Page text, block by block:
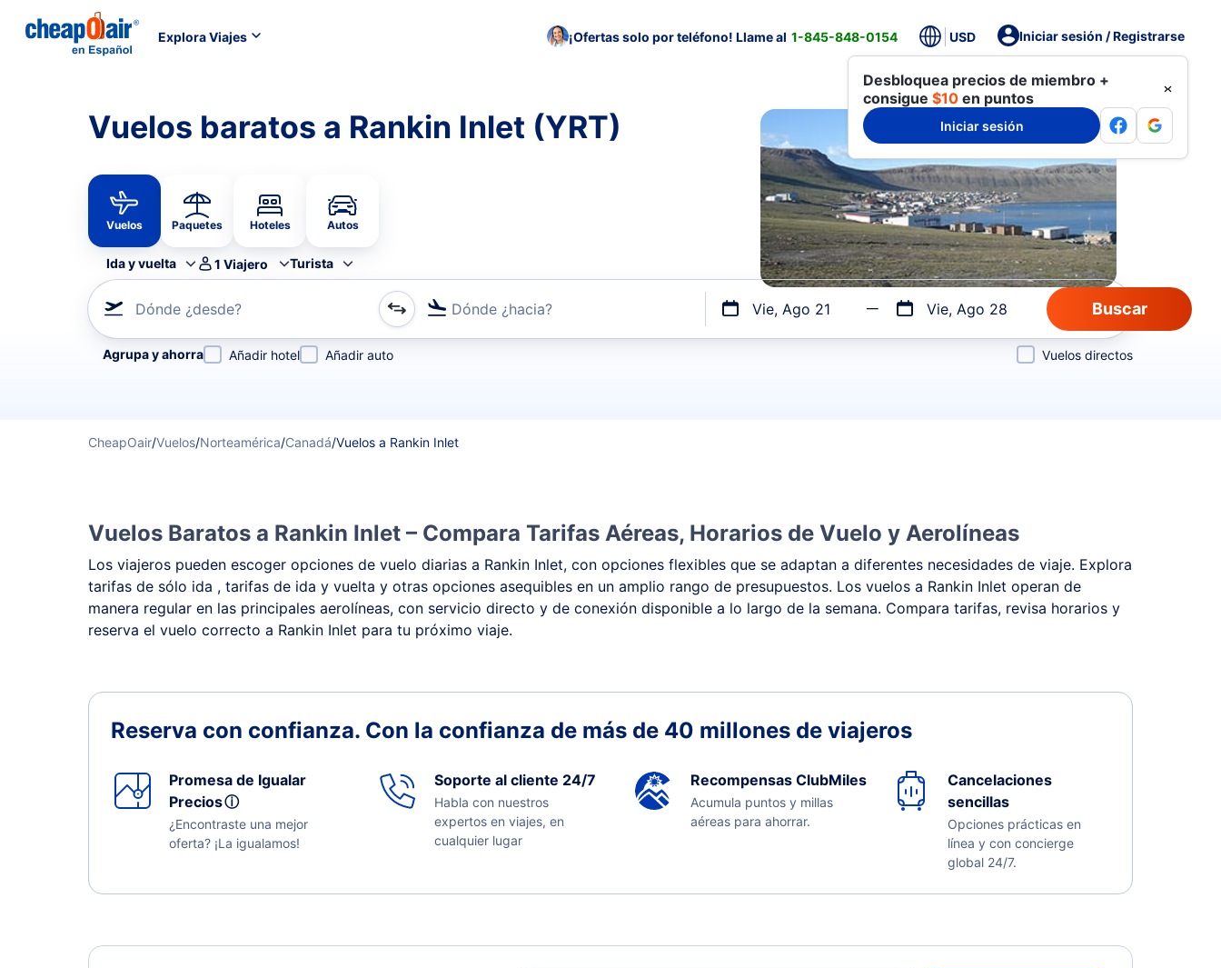
Explora Viajes ¡Ofertas solo por teléfono! Llame al 1-845-848-0154 USD Iniciar sesión / Registrarse
Desbloquea precios de miembro +
consigue $10 en puntos
Iniciar sesión
Vuelos baratos a Rankin Inlet (YRT)
Vuelos Paquetes Hoteles Autos
Ida y vuelta 1 Viajero Turista
Dónde ¿desde? Dónde ¿hacia? Vie, Ago 21 Vie, Ago 28
Refina tu búsqueda por aerolínea, por ciudad o aeropuerto o por vuelos directos
Agrupa y ahorra Añadir hotel Añadir auto Vuelos directos
CheapOair/Vuelos/Norteamérica/Canadá/Vuelos a Rankin Inlet
Vuelos Baratos a Rankin Inlet – Compara Tarifas Aéreas, Horarios de Vuelo y Aerolíneas
Los viajeros pueden escoger opciones de vuelo diarias a Rankin Inlet, con opciones flexibles que se adaptan a diferentes necesidades de viaje. Explora
tarifas de sólo ida , tarifas de ida y vuelta y otras opciones asequibles en un amplio rango de presupuestos. Los vuelos a Rankin Inlet operan de
manera regular en las principales aerolíneas, con servicio directo y de conexión disponible a lo largo de la semana. Compara tarifas, revisa horarios y
reserva el vuelo correcto a Rankin Inlet para tu próximo viaje.
Reserva con confianza. Con la confianza de más de 40 millones de viajeros
Promesa de Igualar
Preciosⓘ
¿Encontraste una mejor
oferta? ¡La igualamos!
Soporte al cliente 24/7
Habla con nuestros
expertos en viajes, en
cualquier lugar
Recompensas ClubMiles
Acumula puntos y millas
aéreas para ahorrar.
Cancelaciones
sencillas
Opciones prácticas en
línea y con concierge
global 24/7.